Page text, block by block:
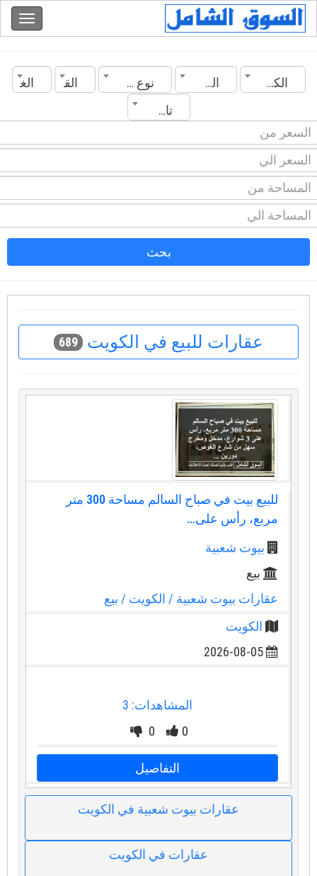
الكويت المدينة نوع العقار القسم
الغرف
تاريخ الانشاء
بحث
عقارات للبيع في الكويت 689
للبيع بيت في صباح السالم مساحة 300 متر
مربع، رأس على...
بيوت شعبية
بيع
عقارات بيوت شعبية/ الكويت/ بيع
الكويت
2026-08-05
المشاهدات: 3
0
0
التفاصيل
عقارات بيوت شعبية في الكويت
عقارات في الكويت